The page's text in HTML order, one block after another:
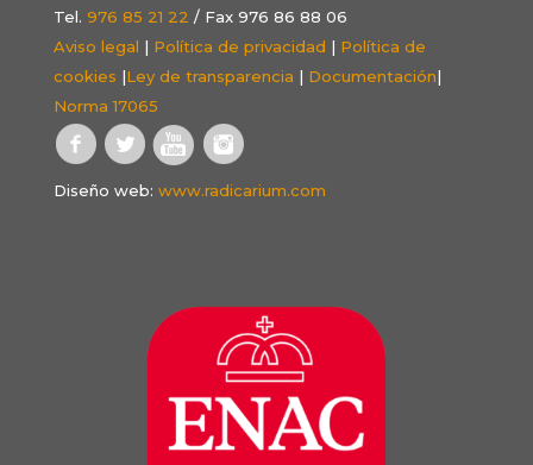
Tel. 976 85 21 22 / Fax 976 86 88 06
Aviso legal | Política de privacidad | Política de
cookies |Ley de transparencia | Documentación|
Norma 17065
Diseño web: www.radicarium.com